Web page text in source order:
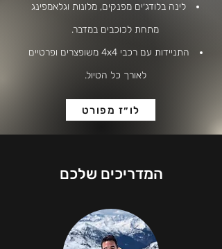
לינה בלודג׳ים מפנקים, מלונות וגלאמפינג
מתחת לכוכבים במדבר.
התניידות עם רכבי 4x4 משופצרים ופרטיים
לאורך כל הטיול.
לו״ז מפורט
המדריכים שלכם